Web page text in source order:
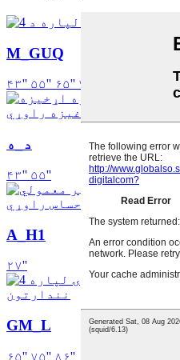
M_GUQ
۴۳'' ۵۵'' ۶۵'' ۷۵''
د_ه
۴۳'' ۵۵''
A_H1
۲۷''
GM_L
۶۵'' ۷۵'' ۸۶''